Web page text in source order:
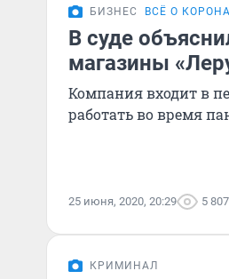
БИЗНЕС ВСЁ О
В суде
магазины
Компания входит в
работать во время
25 июня, 2020, 20:29 5 807
КРИМИНАЛ